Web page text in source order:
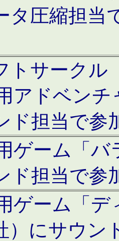
タ圧縮担当
トサークル
アドベン
ド担当で参
ゲーム「
ド担当で参
ゲーム「
）にサウン